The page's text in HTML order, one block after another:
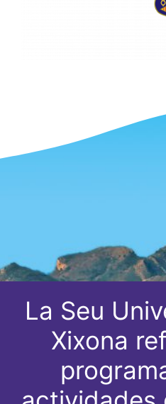
La Seu
Xixona